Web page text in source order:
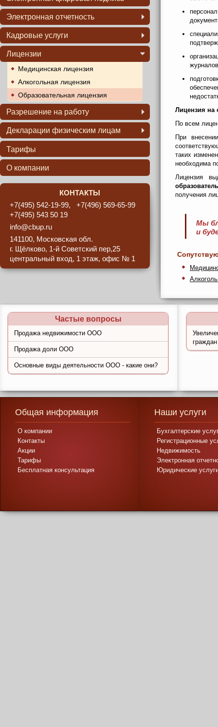
Лицензия на
По всем
При
таких
необходима
Лицензия
получения
Мы
и
Ликвидация юридического лица
Реорганизация юридического лица
Регистрация прав собственности
Оформление договора дарения
Оформление наследства
Согласование перепланировки
Электронная отчетность
Заявление на подключение
Электронная отчетность –
преимущества
Кадровые услуги
Услуга "тайный покупатель"
Лицензии
Медицинская лицензия
Алкогольная лицензия
Образовательная лицензия
Разрешение на работу
Для граждан ближнего зарубежья
Для граждан дальнего зарубежья
Декларации физическим лицам
Информация для
налогоплательщиков
Декларация по форме 3-НДФЛ
Тарифы
О компании
КОНТАКТЫ
+7(495) 542-19-99, +7(496) 569-65-99
+7(495) 543 50 19
info@cbup.ru
141100, Московская обл.
г. Щёлково, 1-й Советский пер,25
центральный вход, 1 этаж, офис № 1
Частые вопросы
Продажа недвижимости ООО
Продажа доли ООО
Основные виды деятельности ООО - какие они?
Общая информация
О компании
Контакты
Акции
Тарифы
Бесплатная консультация
Наши услуги
Бухгалтерские
Регистрационные
Недвижимость
Электронная
Юридические